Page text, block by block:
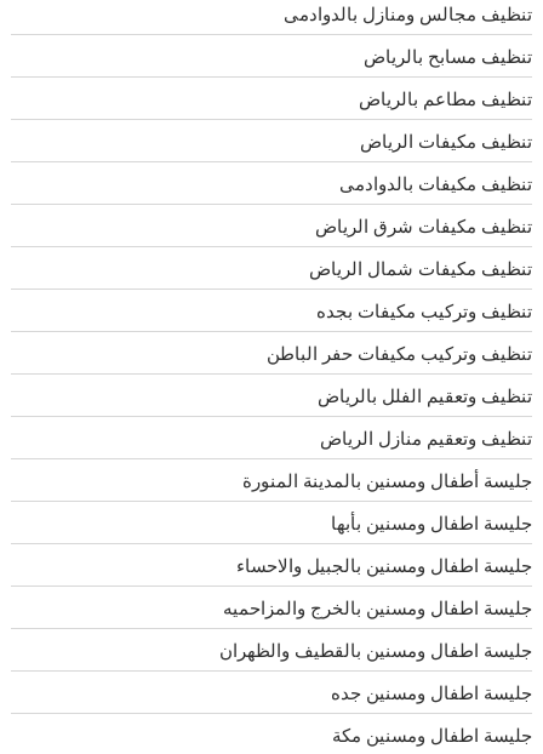
تنظيف مجالس ومنازل بالدوادمى
تنظيف مسابح بالرياض
تنظيف مطاعم بالرياض
تنظيف مكيفات الرياض
تنظيف مكيفات بالدوادمى
تنظيف مكيفات شرق الرياض
تنظيف مكيفات شمال الرياض
تنظيف وتركيب مكيفات بجده
تنظيف وتركيب مكيفات حفر الباطن
تنظيف وتعقيم الفلل بالرياض
تنظيف وتعقيم منازل الرياض
جليسة أطفال ومسنين بالمدينة المنورة
جليسة اطفال ومسنين بأبها
جليسة اطفال ومسنين بالجبيل والاحساء
جليسة اطفال ومسنين بالخرج والمزاحميه
جليسة اطفال ومسنين بالقطيف والظهران
جليسة اطفال ومسنين جده
جليسة اطفال ومسنين مكة